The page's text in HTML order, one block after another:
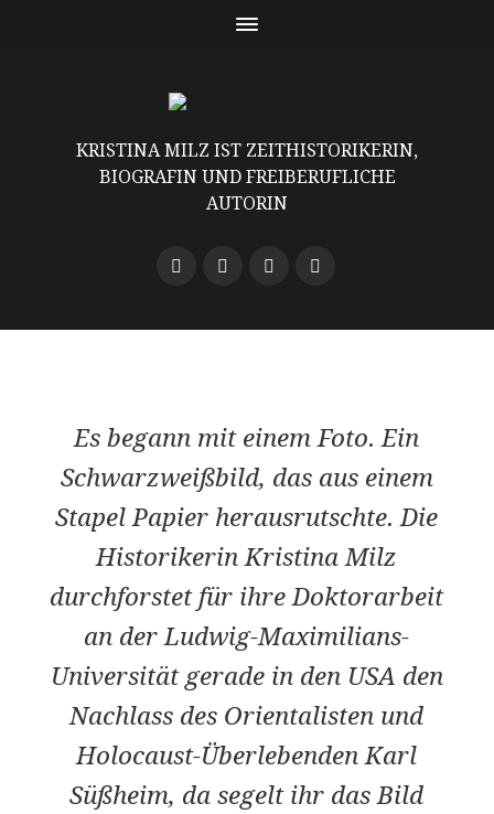
KRISTINA MILZ IST ZEITHISTORIKERIN,
BIOGRAFIN UND FREIBERUFLICHE
AUTORIN
Es begann mit einem Foto. Ein
Schwarzweißbild, das aus einem
Stapel Papier herausrutschte. Die
Historikerin Kristina Milz
durchforstet für ihre Doktorarbeit
an der Ludwig-Maximilians-
Universität gerade in den USA den
Nachlass des Orientalisten und
Holocaust-Überlebenden Karl
Süßheim, da segelt ihr das Bild